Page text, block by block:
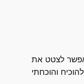
אפשר לצטט את
והוכחתי